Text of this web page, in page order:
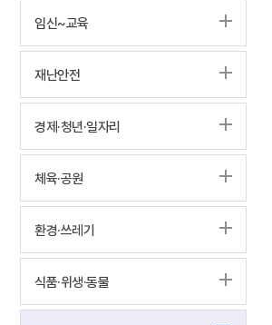
임신~교육
재난안전
경제·청년·일자리
체육·공원
환경·쓰레기
식품·위생·동물